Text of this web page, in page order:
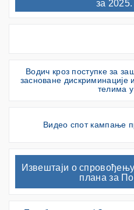
за
Водич кроз поступке за
засноване
телима
Видео спот кампање
Извештаји о
плана за